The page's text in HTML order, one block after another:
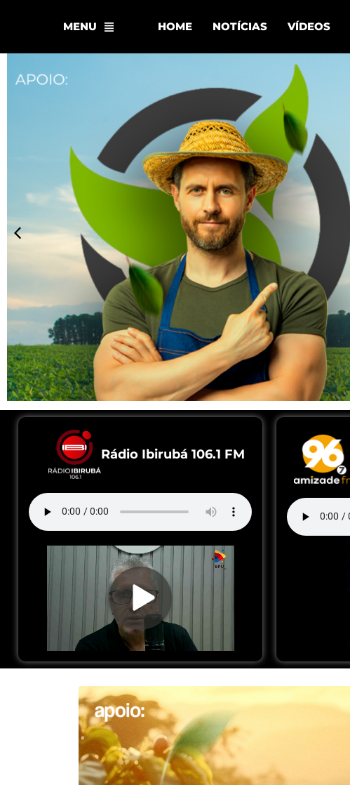
MENU HOME NOTÍCIAS VÍDEOS
Rádio Ibirubá 106.1 FM